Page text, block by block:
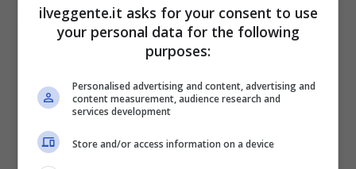
BONUS BENVENUTO LOTTOMATICA: 2050€
Fino a 2050€ bonus scommesse e sport
Per i nuovi utenti della piattaforma: 100% fino a 50€ in
Bonus Scommesse + 100% fino a 2000€ in Bonus
ilveggente.it asks for your consent to use
your personal data for the following
purposes:
Personalised advertising and content, advertising and
content measurement, audience research and
services development
Store and/or access information on a device